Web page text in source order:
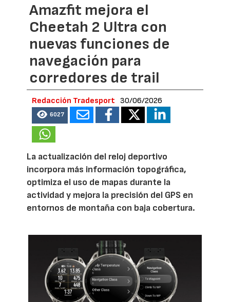
Amazfit mejora el
Cheetah 2 Ultra con
nuevas funciones de
navegación para
corredores de trail
Redacción Tradesport 30/06/2026
6027
La actualización del reloj deportivo
incorpora más información topográfica,
optimiza el uso de mapas durante la
actividad y mejora la precisión del GPS en
entornos de montaña con baja cobertura.